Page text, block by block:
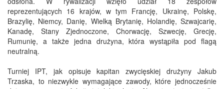
reprezentujących 16 krajów, w tym Francję, Ukrainę, Polskę,
Brazylię, Niemcy, Danię, Wielką Brytanię, Holandię, Szwajcarię,
Kanadę, Stany Zjednoczone, Chorwację, Szwecję, Grecję,
Rumunię, a także jedna drużyna, która wystąpiła pod flagą
neutralną.
Turniej IPT, jak opisuje kapitan zwycięskiej drużyny Jakub
Trzaska, to niezwykle wymagające zawody, które jednocześnie